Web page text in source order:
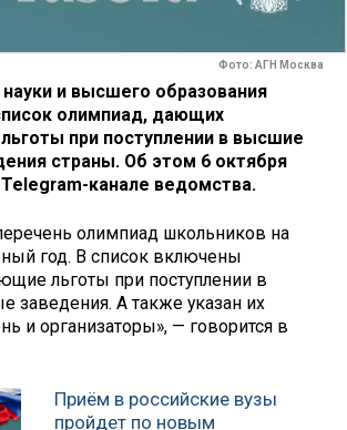
Фото: АГН Москва
и высшего образования
олимпиад, дающих
при поступлении в высшие
страны. Об этом 6 октября
канале ведомства.
олимпиад школьников на
год. В список включены
льготы при поступлении в
заведения. А также указан их
и организаторы», — говорится в
Приём в российские вузы
пройдет по новым